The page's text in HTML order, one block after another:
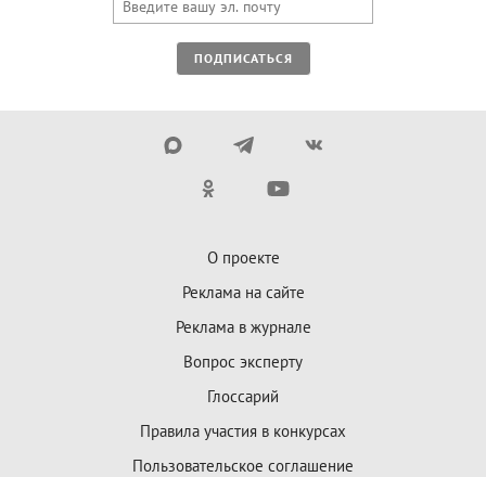
ПОДПИСАТЬСЯ
О проекте
Реклама на сайте
Реклама в журнале
Вопрос эксперту
Глоссарий
Правила участия в конкурсах
Пользовательское соглашение